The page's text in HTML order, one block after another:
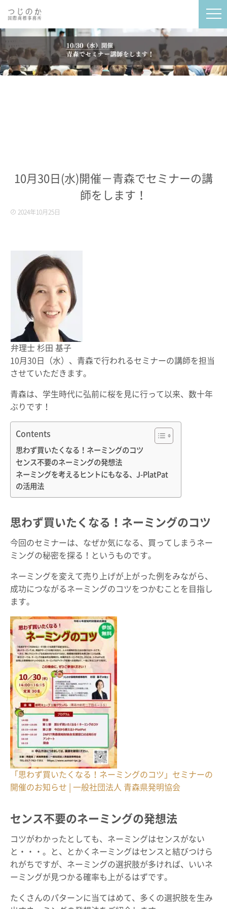
10月30日(水)開催－青森でセミナーの講
師をします！
2024年10月25日
弁理士 杉田 基子
10月30日（水）、青森で行われるセミナーの講師を担当
させていただきます。
青森は、学生時代に弘前に桜を見に行って以来、数十年
ぶりです！
Contents
思わず買いたくなる！ネーミングのコツ
センス不要のネーミングの発想法
ネーミングを考えるヒントにもなる、J-PlatPat
の活用法
思わず買いたくなる！ネーミングのコツ
今回のセミナーは、なぜか気になる、買ってしまうネー
ミングの秘密を探る！というものです。
ネーミングを変えて売り上げが上がった例をみながら、
成功につながるネーミングのコツをつかむことを目指し
ます。
「思わず買いたくなる！ネーミングのコツ」セミナーの
開催のお知らせ | 一般社団法人 青森県発明協会
センス不要のネーミングの発想法
コツがわかったとしても、ネーミングはセンスがない
と・・・。と、とかくネーミングはセンスと結びつけら
れがちですが、ネーミングの選択肢が多ければ、いいネ
ーミングが見つかる確率も上がるはずです。
たくさんのパターンに当てはめて、多くの選択肢を生み